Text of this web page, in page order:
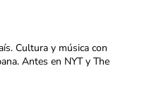
Cultura y música con
Antes en NYT y The